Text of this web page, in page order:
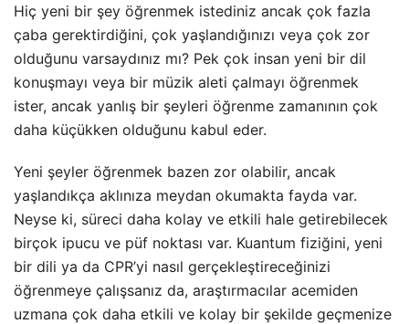
Hiç yeni bir şey öğrenmek istediniz ancak çok fazla
çaba gerektirdiğini, çok yaşlandığınızı veya çok zor
olduğunu varsaydınız mı? Pek çok insan yeni bir dil
konuşmayı veya bir müzik aleti çalmayı öğrenmek
ister, ancak yanlış bir şeyleri öğrenme zamanının çok
daha küçükken olduğunu kabul eder.
Yeni şeyler öğrenmek bazen zor olabilir, ancak
yaşlandıkça aklınıza meydan okumakta fayda var.
Neyse ki, süreci daha kolay ve etkili hale getirebilecek
birçok ipucu ve püf noktası var. Kuantum fiziğini, yeni
bir dili ya da CPR’yi nasıl gerçekleştireceğinizi
öğrenmeye çalışsanız da, araştırmacılar acemiden
uzmana çok daha etkili ve kolay bir şekilde geçmenize